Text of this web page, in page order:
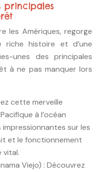
principales
les Amériques, regorge
riche histoire et d’une
unes des principales
à ne pas manquer lors
cette merveille
à l’océan
sur les
et le fonctionnement
vital.
Viejo) : Découvrez